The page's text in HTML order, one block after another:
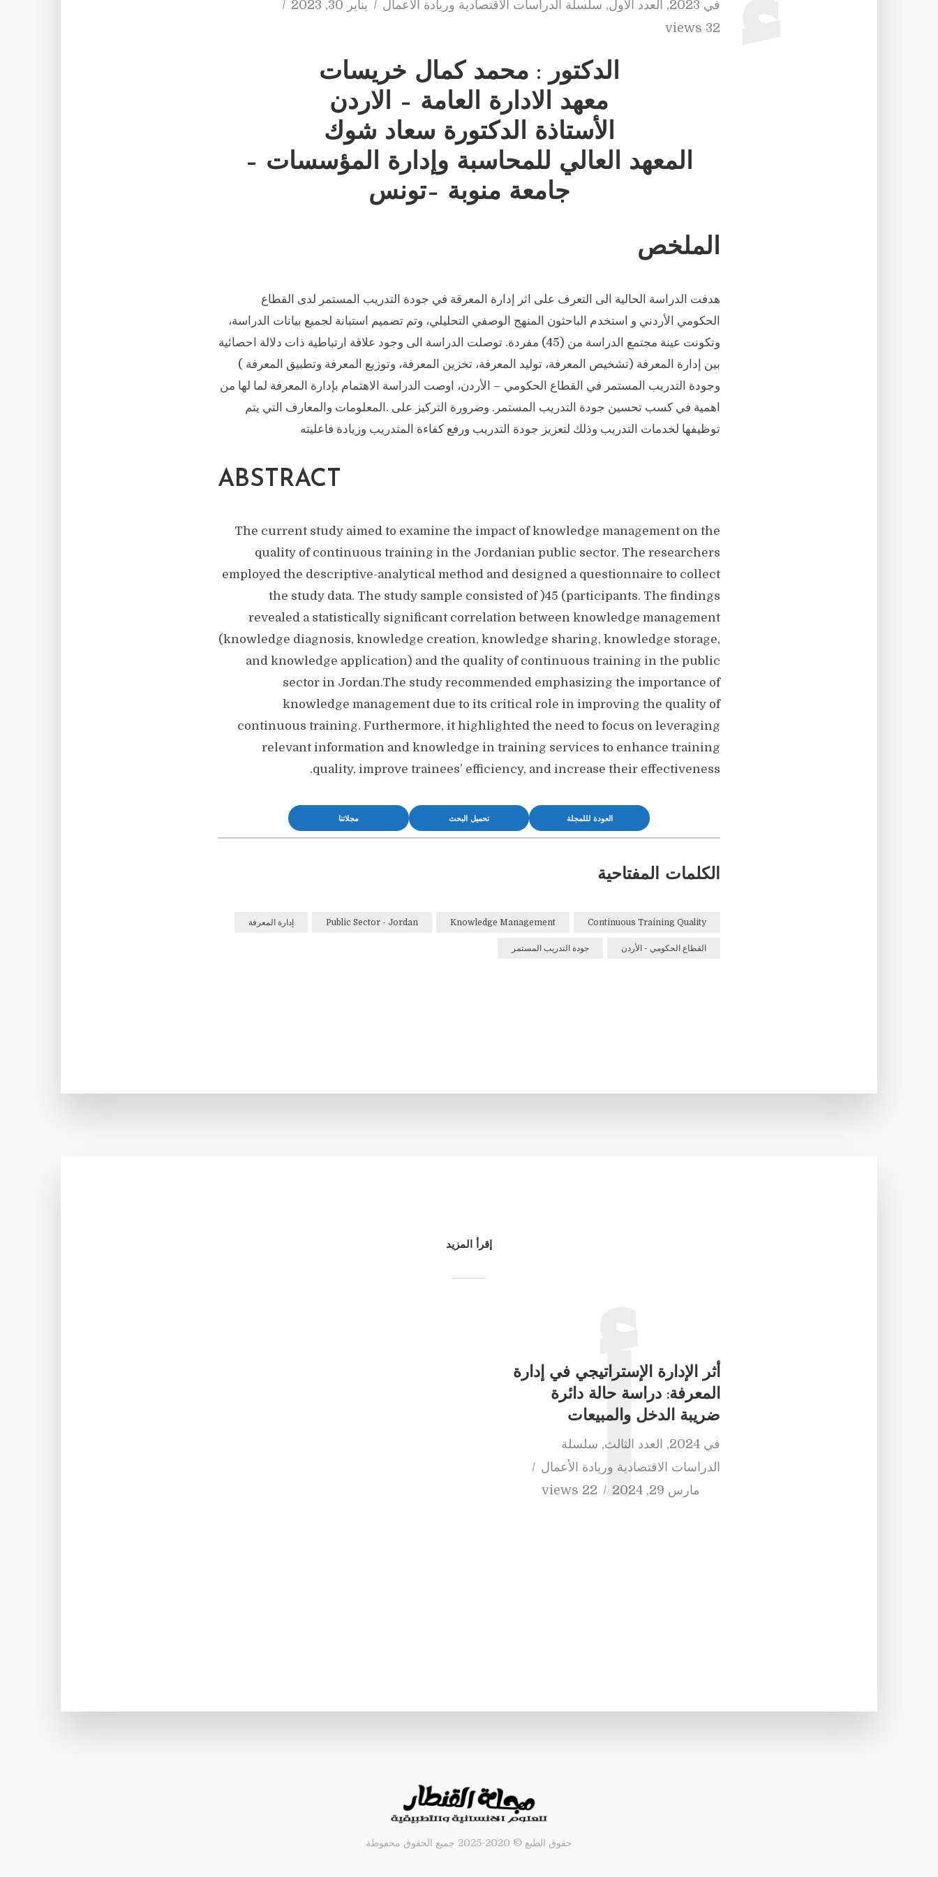
في 2023
, العدد الأول, سلسلة الدراسات الاقتصادية وريادة الأعمال
يناير 30, 2023
32 views
الدكتور : محمد كمال خريسات
معهد الادارة العامة – الاردن
الأستاذة الدكتورة سعاد شوك
المعهد العالي للمحاسبة وإدارة المؤسسات –
جامعة منوبة –تونس
الملخص
هدفت الدراسة الحالية الى التعرف على اثر إدارة المعرقة في جودة التدريب المستمر لدى القطاع
الحكومي الأردني و استخدم الباحثون المنهج الوصفي التحليلي، وتم تصميم استبانة لجميع بيانات الدراسة،
وتكونت عينة مجتمع الدراسة من (45) مفردة. توصلت الدراسة الى وجود علاقة ارتباطية ذات دلالة احصائية
بين إدارة المعرفة (تشخيص المعرفة، توليد المعرفة، تخزين المعرفة، وتوزيع المعرفة وتطبيق المعرفة )
وجودة التدريب المستمر في القطاع الحكومي – الأردن، اوصت الدراسة الاهتمام بإدارة المعرفة لما لها من
اهمية في كسب تحسين جودة التدريب المستمر. وضرورة التركيز على .المعلومات والمعارف التي يتم
توظيفها لخدمات التدريب وذلك لتعزيز جودة التدريب ورفع كفاءة المتدريب وزيادة فاعليته
ABSTRACT
The current study aimed to examine the impact of knowledge management on the
quality of continuous training in the Jordanian public sector. The researchers
employed the descriptive-analytical method and designed a questionnaire to collect
the study data. The study sample consisted of )45 (participants. The findings
revealed a statistically significant correlation between knowledge management
(knowledge diagnosis, knowledge creation, knowledge sharing, knowledge storage,
and knowledge application) and the quality of continuous training in the public
sector in Jordan.The study recommended emphasizing the importance of
knowledge management due to its critical role in improving the quality of
continuous training. Furthermore, it highlighted the need to focus on leveraging
relevant information and knowledge in training services to enhance training
quality, improve trainees’ efficiency, and increase their effectiveness.
العودة لللمجلة تحميل البحث مجلاتنا
الكلمات المفتاحية
Continuous Training Quality
Knowledge Management
Public Sector - Jordan إدارة المعرفة
القطاع الحكومي - الأردن جودة التدريب المستمر
إقرأ المزيد
أثر الإدارة الإستراتيجي في إدارة
المعرفة: دراسة حالة دائرة
ضريبة الدخل والمبيعات
في 2024
, العدد الثالث, سلسلة
الدراسات الاقتصادية وريادة الأعمال
مارس 29, 2024
22 viewsأ
حقوق الطبع © 2020-2025 جميع الحقوق محفوظة